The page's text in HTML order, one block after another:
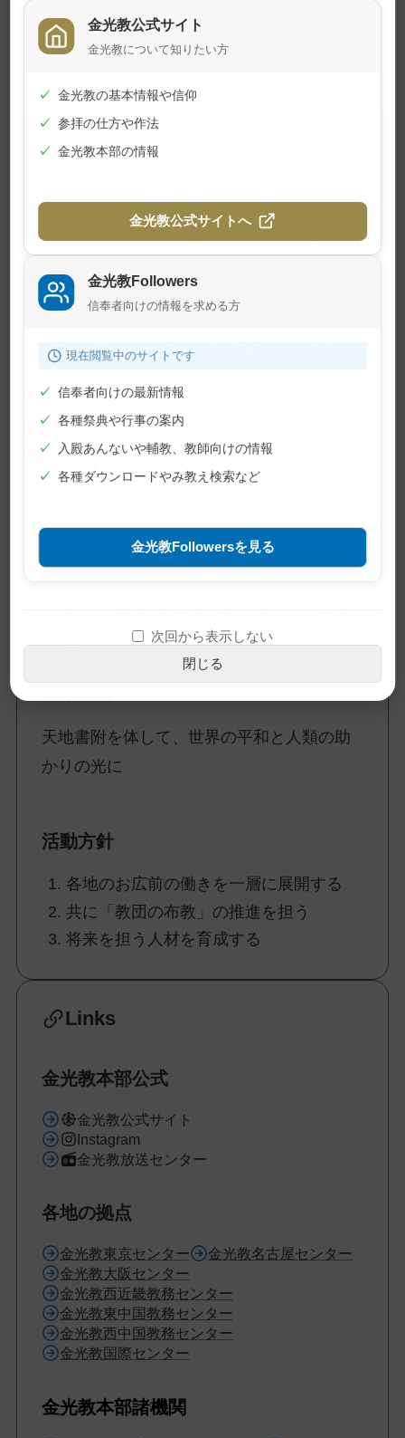
10日は生神金光大神様の祭典、22日は天
今日のみ教え
な。先は長い。少しずつためたのは、尽
（つ）きることはないが、一時（いっと
りの気を持つな。人より一年遅（おく）れ
て金持ちになる気でおれ。
金光教本部数庁／編集 金光教徒社／発行（平成元年）
方針
天地書附を体して、世界の平和と人類の助
かりの光に
活動方針
各地のお広前の働きを一層に展開する
共に「教団の布教」の推進を担う
将来を担う人材を育成する
Links
金光教本部公式
金光教公式サイト
Instagram
金光教放送センター
各地の拠点
金光教東京センター
金光教名古屋センター
金光教大阪センター
金光教西近畿教務センター
金光教東中国教務センター
金光教西中国教務センター
金光教国際センター
金光教本部諸機関
金光教公式サイト
金光教について知りたい方
✓ 金光教の基本情報や信仰
✓ 参拝の仕方や作法
✓ 金光教本部の情報
金光教公式サイトへ
金光教Followers
信奉者向けの情報を求める方
現在閲覧中のサイトです
✓ 信奉者向けの最新情報
✓ 各種祭典や行事の案内
✓ 入殿あんないや輔教、教師向けの情報
✓ 各種ダウンロードやみ教え検索など
金光教Followersを見る
次回から表示しない
閉じる